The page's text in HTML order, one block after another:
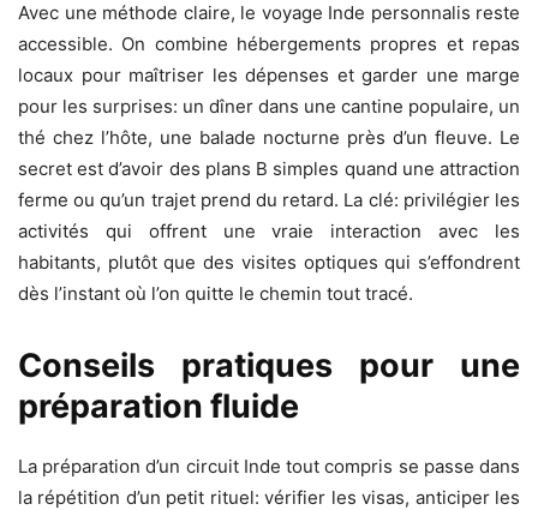
Avec une méthode claire, le voyage Inde personnalis reste
accessible. On combine hébergements propres et repas
locaux pour maîtriser les dépenses et garder une marge
pour les surprises: un dîner dans une cantine populaire, un
thé chez l’hôte, une balade nocturne près d’un fleuve. Le
secret est d’avoir des plans B simples quand une attraction
ferme ou qu’un trajet prend du retard. La clé: privilégier les
activités qui offrent une vraie interaction avec les
habitants, plutôt que des visites optiques qui s’effondrent
dès l’instant où l’on quitte le chemin tout tracé.
Conseils pratiques pour une
préparation fluide
La préparation d’un circuit Inde tout compris se passe dans
la répétition d’un petit rituel: vérifier les visas, anticiper les